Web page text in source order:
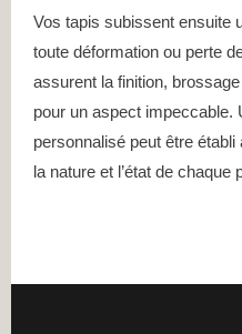
Vos tapis subissent ensuite
toute déformation ou perte
assurent la finition,
pour un aspect impeccable.
personnalisé peut être
la nature et l’état de chaque